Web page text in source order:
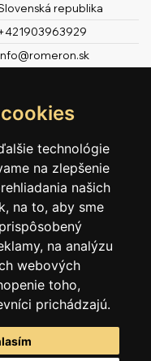
technológie
na zlepšenie
našich
na to, aby sme
na analýzu
webových
toho,
prichádzajú.
republika